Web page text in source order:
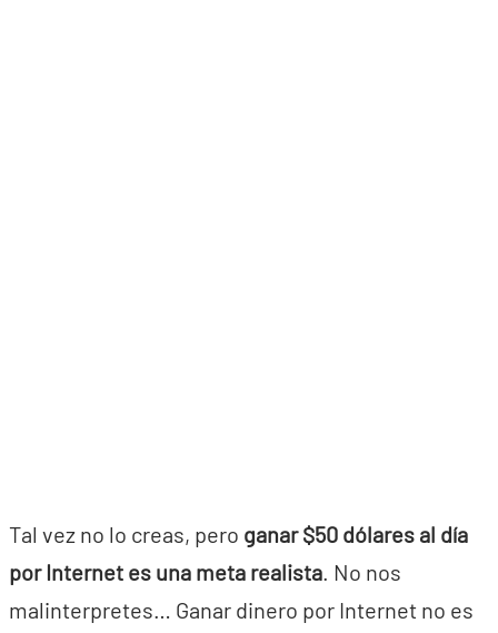
Tal vez no lo creas, pero ganar $50 dólares al día
por Internet es una meta realista. No nos
malinterpretes… Ganar dinero por Internet no es